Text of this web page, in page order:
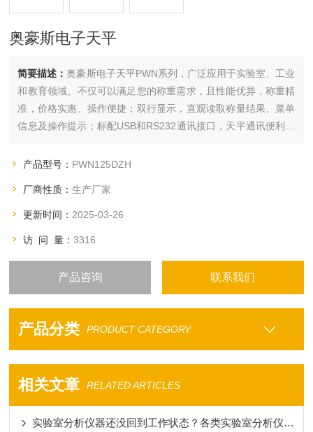
奥豪斯电子天平
简要描述：奥豪斯电子天平PWN系列，广泛应用于实验室、工业
和教育领域。不仅可以满足您的称重需求，且性能优异，称重精
准，价格实惠、操作便捷；双行显示，直观读取称量结果、菜单
信息及操作提示；标配USB和RS232通讯接口，天平通讯便利。
产品型号： PWN125DZH
厂商性质：生产厂家
更新时间： 2025-03-26
访 问 量：3316
产品咨询 联系我们
产品分类 PRODUCT CATEGORY
相关文章 RELATED ARTICLES
实验室分析仪器还没回到工作状态？各类实验室分析仪器开机注意事项一览